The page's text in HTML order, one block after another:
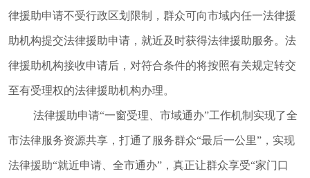
管理
党政机关法
律顾问
普法与依法
仲裁工作
法律援助
律援助申请不受行政区划限制，群众可向市域内任一法律援
助机构提交法律援助申请，就近及时获得法律援助服务。法
律援助机构接收申请后，对符合条件的将按照有关规定转交
至有受理权的法律援助机构办理。
法律援助申请“一窗受理、市域通办”工作机制实现了全
市法律服务资源共享，打通了服务群众“最后一公里”，实现
法律援助“就近申请、全市通办”，真正让群众享受“家门口